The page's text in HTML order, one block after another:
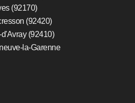
(92170)
(92420)
(92410)
la-Garenne